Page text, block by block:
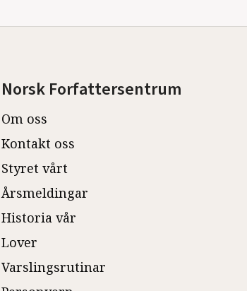
Norsk Forfattersentrum
Om oss
Kontakt oss
Styret vårt
Årsmeldingar
Historia vår
Lover
Varslingsrutinar